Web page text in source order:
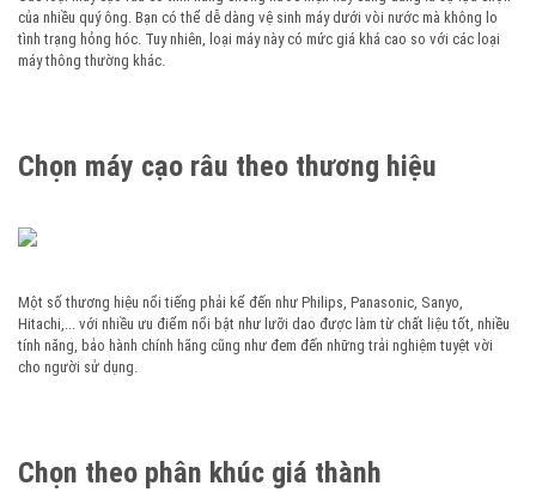
của nhiều quý ông. Bạn có thể dễ dàng vệ sinh máy dưới vòi nước mà không lo
tình trạng hỏng hóc. Tuy nhiên, loại máy này có mức giá khá cao so với các loại
máy thông thường khác.
Chọn máy cạo râu theo thương hiệu
Một số thương hiệu nổi tiếng phải kể đến như Philips, Panasonic, Sanyo,
Hitachi,... với nhiều ưu điểm nổi bật như lưỡi dao được làm từ chất liệu tốt, nhiều
tính năng, bảo hành chính hãng cũng như đem đến những trải nghiệm tuyệt vời
cho người sử dụng.
Chọn theo phân khúc giá thành